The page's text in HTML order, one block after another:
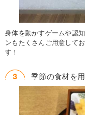
身体を動かすゲームや認
ンもたくさんご用意して
す！
季節の食材を